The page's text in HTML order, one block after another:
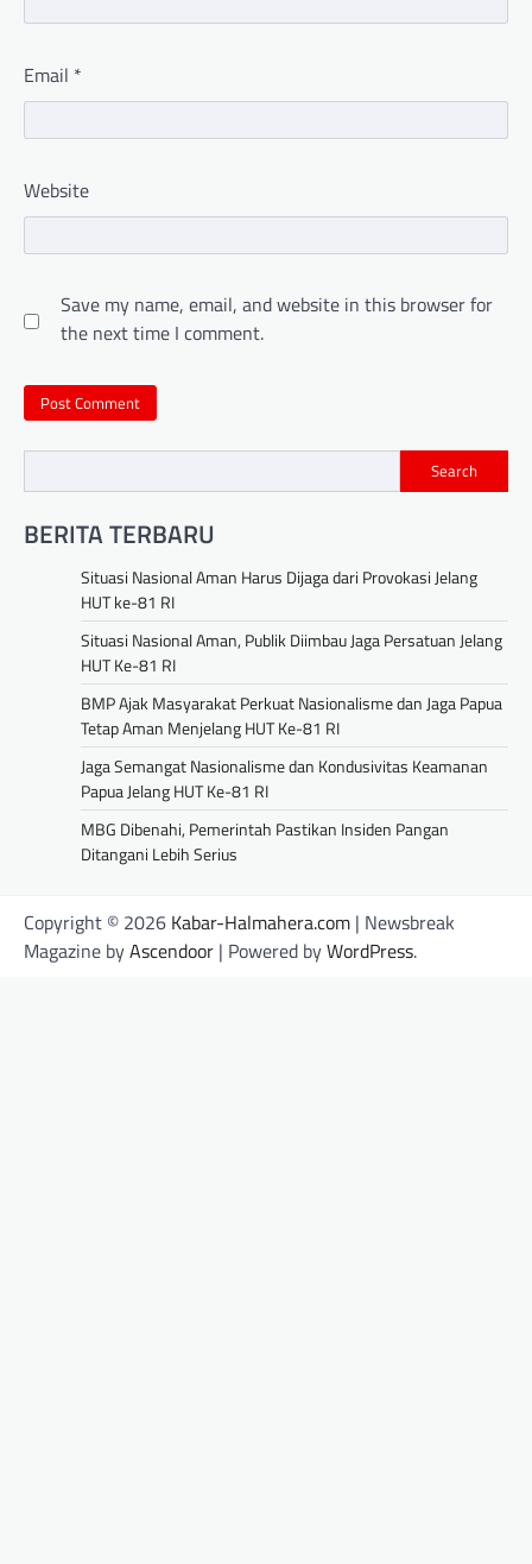
Email *
Website
Save my name, email, and website in this browser for
the next time I comment.
Search
BERITA TERBARU
Situasi Nasional Aman Harus Dijaga dari Provokasi Jelang
HUT ke-81 RI
Situasi Nasional Aman, Publik Diimbau Jaga Persatuan Jelang
HUT Ke-81 RI
BMP Ajak Masyarakat Perkuat Nasionalisme dan Jaga Papua
Tetap Aman Menjelang HUT Ke-81 RI
Jaga Semangat Nasionalisme dan Kondusivitas Keamanan
Papua Jelang HUT Ke-81 RI
MBG Dibenahi, Pemerintah Pastikan Insiden Pangan
Ditangani Lebih Serius
Copyright © 2026 Kabar-Halmahera.com | Newsbreak
Magazine byAscendoor | Powered byWordPress.